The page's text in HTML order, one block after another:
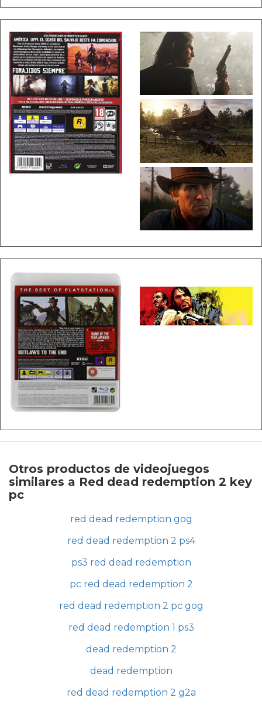
Otros productos de videojuegos
similares a Red dead redemption 2 key
pc
red dead redemption gog
red dead redemption 2 ps4
ps3 red dead redemption
pc red dead redemption 2
red dead redemption 2 pc gog
red dead redemption 1 ps3
dead redemption 2
dead redemption
red dead redemption 2 g2a